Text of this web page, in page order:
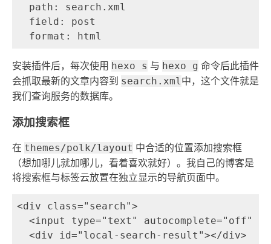
  path: search.xml
  field: post
安装插件后，每次使用 hexo s 与 hexo g 命令后此插件
会抓取最新的文章内容到 search.xml中，这个文件就是
我们查询服务的数据库。
添加搜索框
在 themes/polk/layout 中合适的位置添加搜索框
（想加哪儿就加哪儿，看着喜欢就好）。我自己的博客是
将搜索框与标签云放置在独立显示的导航页面中。
<div class="search">
<input type="text" autocomplete="off"
  <div id="local-search-result"></div>